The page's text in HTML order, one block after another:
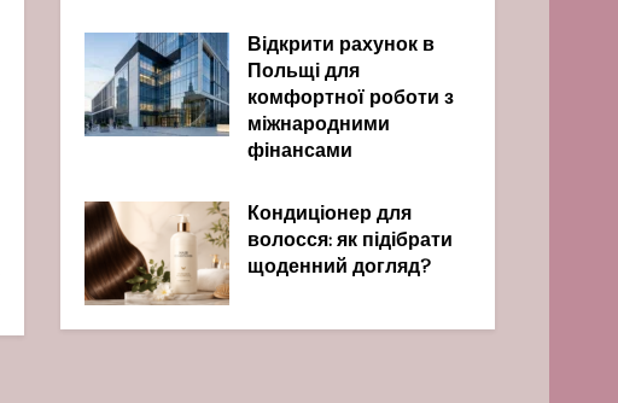
Відкрити рахунок в
Польщі для
комфортної роботи з
міжнародними
фінансами
Кондиціонер для
волосся: як підібрати
щоденний догляд?